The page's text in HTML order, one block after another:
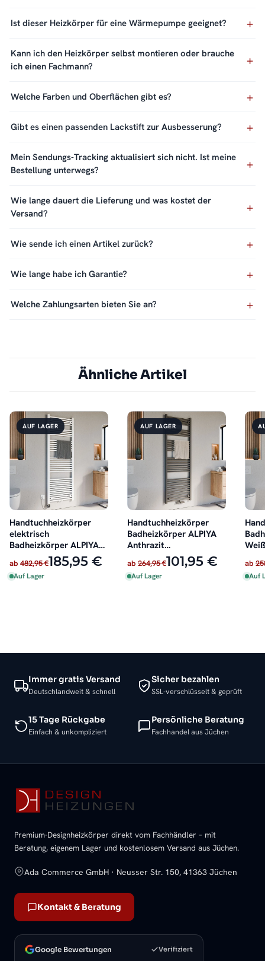
Ist dieser Heizkörper für eine Wärmepumpe geeignet?
Kann ich den Heizkörper selbst montieren oder brauche
ich einen Fachmann?
Welche Farben und Oberflächen gibt es?
Gibt es einen passenden Lackstift zur Ausbesserung?
Mein Sendungs-Tracking aktualisiert sich nicht. Ist meine
Bestellung unterwegs?
Wie lange dauert die Lieferung und was kostet der
Versand?
Wie sende ich einen Artikel zurück?
Wie lange habe ich Garantie?
Welche Zahlungsarten bieten Sie an?
Ähnliche Artikel
AUF LAGER
Handtuchheizkörper
elektrisch
Badheizkörper ALPIYA
Weiß inkl. Heizstab
ab 482,95 €185,95 €
Auf Lager
AUF LAGER
Handtuchheizkörper
Badheizkörper ALPIYA
Anthrazit
Mittelanschluss
ab 264,95 €101,95 €
Auf Lager
ab
Auf
Immer gratis Versand
Deutschlandweit & schnell
Sicher bezahlen
SSL-verschlüsselt & geprüft
15 Tage Rückgabe
Einfach & unkompliziert
Persönliche Beratung
Fachhandel aus Jüchen
Premium-Designheizkörper direkt vom Fachhändler – mit
Beratung, eigenem Lager und kostenlosem Versand aus Jüchen.
Ada Commerce GmbH · Neusser Str. 150, 41363 Jüchen
Kontakt & Beratung
Google Bewertungen Verifiziert